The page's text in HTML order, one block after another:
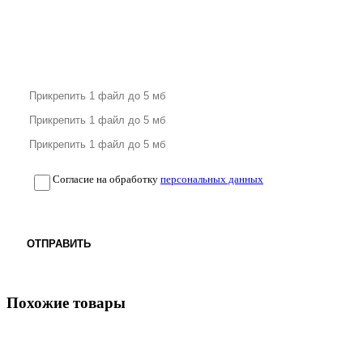
Согласие на обработку персональных данных
ОТПРАВИТЬ
Похожие товары